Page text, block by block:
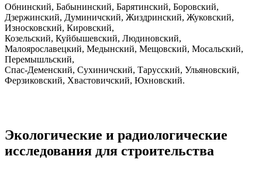
Обнинский, Бабынинский, Барятинский, Боровский,
Дзержинский, Думиничский, Жиздринский, Жуковский,
Износковский, Кировский,
Козельский, Куйбышевский, Людиновский,
Малоярославецкий, Медынский, Мещовский, Мосальский,
Перемышльский,
Спас-Деменский, Сухиничский, Тарусский, Ульяновский,
Ферзиковский, Хвастовичский, Юхновский.
Экологические и радиологические
исследования для строительства